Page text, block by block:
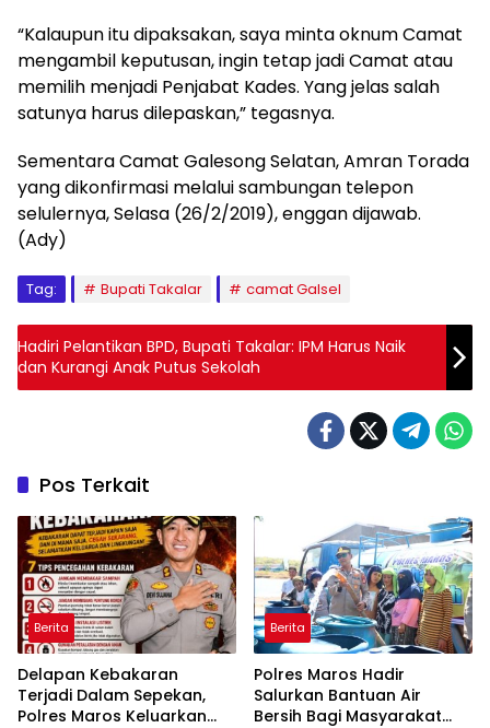
“Kalaupun itu dipaksakan, saya minta oknum Camat
mengambil keputusan, ingin tetap jadi Camat atau
memilih menjadi Penjabat Kades. Yang jelas salah
satunya harus dilepaskan,” tegasnya.
Sementara Camat Galesong Selatan, Amran Torada
yang dikonfirmasi melalui sambungan telepon
selulernya, Selasa (26/2/2019), enggan dijawab.
(Ady)
Tag: Bupati Takalar camat Galsel
Hadiri Pelantikan BPD, Bupati Takalar: IPM Harus Naik
dan Kurangi Anak Putus Sekolah
Pos Terkait
Berita
Delapan Kebakaran
Terjadi Dalam Sepekan,
Polres Maros Keluarkan
Berita
Polres Maros Hadir
Salurkan Bantuan Air
Bersih Bagi Masyarakat